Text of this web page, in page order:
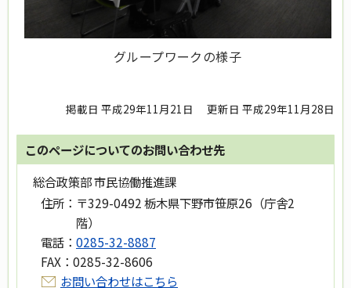
グループワークの様子
掲載日 平成29年11月21日 更新日 平成29年11月28日
このページについてのお問い合わせ先
総合政策部 市民協働推進課
住所： 〒329-0492 栃木県下野市笹原26（庁舎2
階）
電話： 0285-32-8887
FAX： 0285-32-8606
お問い合わせはこちら